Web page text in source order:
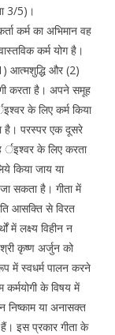
3/5)।
कर्म का अभिमान वह
कर्म योग है।
आत्मशुद्धि और (2)
करता है। अपने समूह
के लिए कर्म किया
है। परस्पर एक दूसरे
र्इश्वर के लिए करता
किया जाय या
सकता है। गीता में
आसक्ति से विरत
में लक्ष्य विहीन न
कृष्ण अर्जुन को
में स्वधर्म पालन करने
कर्मयोगी के विषय में
निष्काम या अनासक्त
इस प्रकार गीता के